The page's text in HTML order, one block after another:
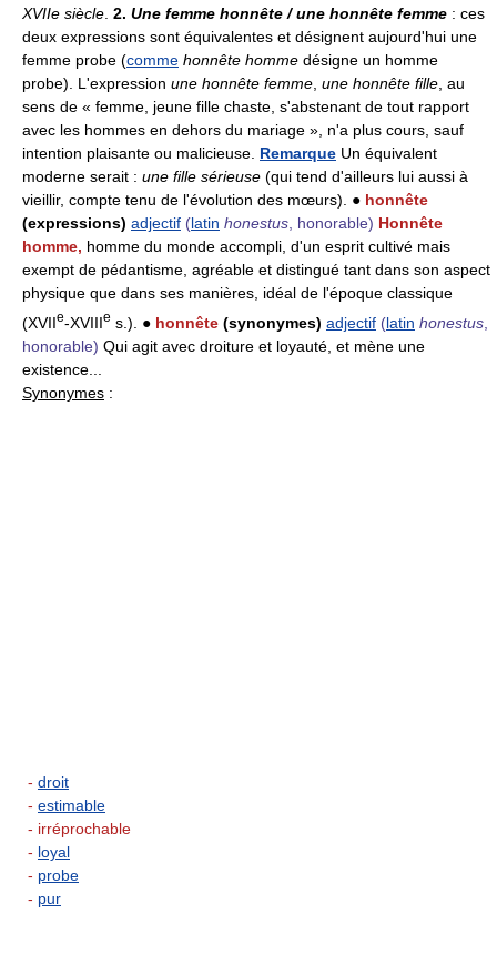
XVIIe siècle 2. Une femme honnête / une honnête femme : ces
deux expressions sont équivalentes et désignent aujourd'hui une
femme probe (comme honnête homme désigne un homme
probe). L'expression une honnête femme une honnête fille , au
sens de « femme, jeune fille chaste, s'abstenant de tout rapport
avec les hommes en dehors du mariage », n'a plus cours, sauf
intention plaisante ou malicieuse. Remarque Un équivalent
moderne serait : une fille sérieuse (qui tend d'ailleurs lui aussi à
vieillir, compte tenu de l'évolution des mœurs). ● honnête
(expressions) adjectif (latin honestus , honorable) Honnête
homme, homme du monde accompli, d'un esprit cultivé mais
exempt de pédantisme, agréable et distingué tant dans son aspect
physique que dans ses manières, idéal de l'époque classique
(XVIIe-XVIIIe s.). ● honnête (synonymes) adjectif (latin honestus
honorable) Qui agit avec droiture et loyauté, et mène une
existence...
Synonymes :
- droit
- estimable
- irréprochable
- loyal
- probe
- pur